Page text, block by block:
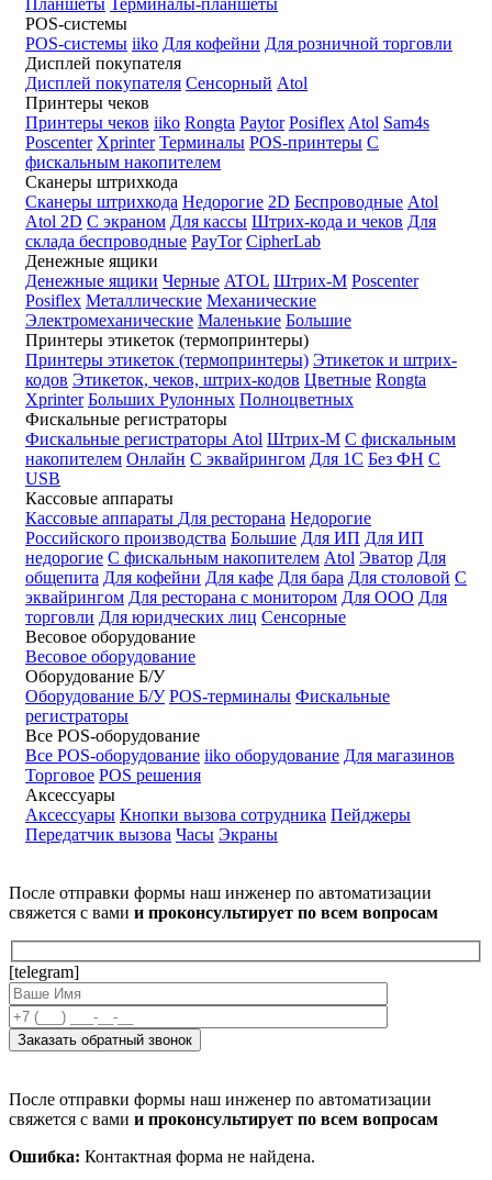
Планшеты Терминалы-планшеты
POS-системы
POS-системы iiko Для кофейни Для розничной торговли
Дисплей покупателя
Дисплей покупателя Сенсорный Atol
Принтеры чеков
Принтеры чеков iiko Rongta Paytor Posiflex Atol Sam4s
Poscenter Xprinter Терминалы POS-принтеры С
фискальным накопителем
Сканеры штрихкода
Сканеры штрихкода Недорогие 2D Беспроводные Atol
Atol 2D С экраном Для кассы Штрих-кода и чеков Для
склада беспроводные PayTor CipherLab
Денежные ящики
Денежные ящики Черные ATOL Штрих-М Poscenter
Posiflex Металлические Механические
Электромеханические Маленькие Большие
Принтеры этикеток (термопринтеры)
Принтеры этикеток (термопринтеры) Этикеток и штрих-
кодов Этикеток, чеков, штрих-кодов Цветные Rongta
Xprinter Больших Рулонных Полноцветных
Фискальные регистраторы
Фискальные регистраторы Atol Штрих-М С фискальным
накопителем Онлайн С эквайрингом Для 1С Без ФН С
USB
Кассовые аппараты
Кассовые аппараты Для ресторана Недорогие
Российского производства Большие Для ИП Для ИП
недорогие С фискальным накопителем Atol Эватор Для
общепита Для кофейни Для кафе Для бара Для столовой С
эквайрингом Для ресторана с монитором Для ООО Для
торговли Для юридческих лиц Сенсорные
Весовое оборудование
Весовое оборудование
Оборудование Б/У
Оборудование Б/У POS-терминалы Фискальные
регистраторы
Все POS-оборудование
Все POS-оборудование iiko оборудование Для магазинов
Торговое POS решения
Аксессуары
Аксессуары Кнопки вызова сотрудника Пейджеры
Передатчик вызова Часы Экраны
После отправки формы наш инженер по автоматизации
свяжется с вами и проконсультирует по всем вопросам
[telegram]
После отправки формы наш инженер по автоматизации
свяжется с вами и проконсультирует по всем вопросам
Ошибка: Контактная форма не найдена.